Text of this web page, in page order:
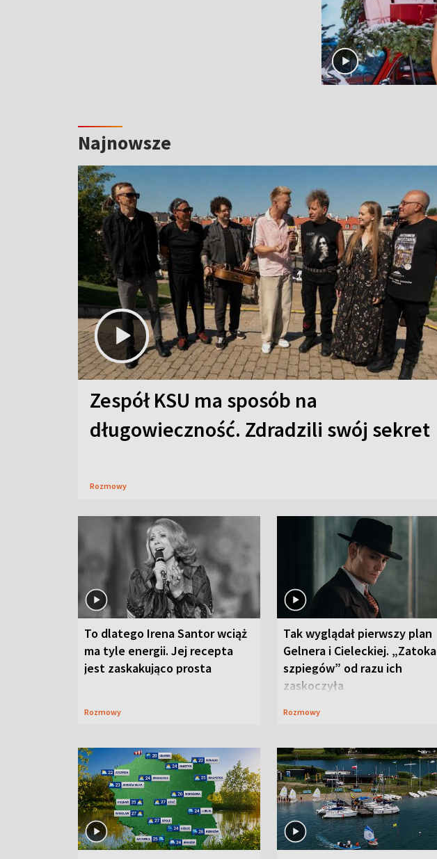
Najnowsze
Zespół KSU ma sposób na
długowieczność. Zdradzili swój sekret
Rozmowy
To dlatego Irena Santor wciąż
ma tyle energii. Jej recepta
jest zaskakująco prosta
Rozmowy
Tak wyglądał pierwszy plan
Gelnera i Cieleckiej. „Zatoka
szpiegów” od razu ich
zaskoczyła
Rozmowy